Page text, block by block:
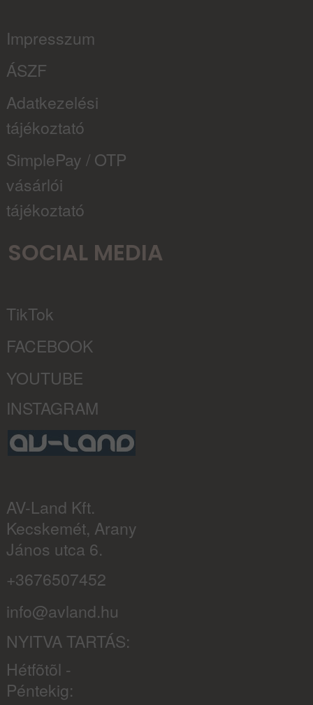
Impresszum
ÁSZF
Adatkezelési
tájékoztató
SimplePay / OTP
vásárlói
tájékoztató
SOCIAL MEDIA
TikTok
FACEBOOK
YOUTUBE
INSTAGRAM
AV-Land Kft.
Kecskemét, Arany
János utca 6.
+3676507452
info@avland.hu
NYITVA TARTÁS:
Hétfõtõl -
Péntekig: